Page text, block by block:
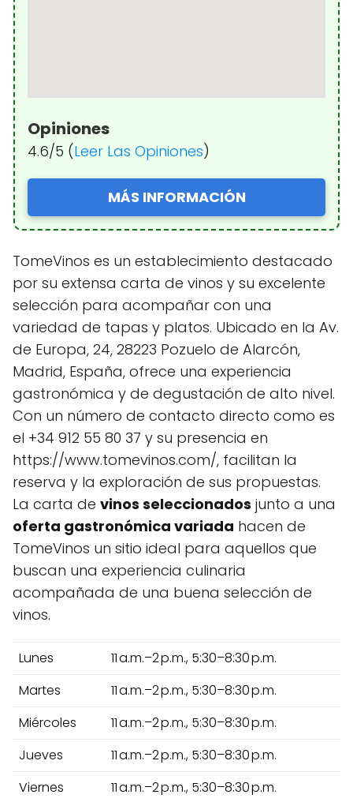
Opiniones
4.6/5 (Leer Las Opiniones)
MÁS INFORMACIÓN
TomeVinos es un establecimiento destacado
por su extensa carta de vinos y su excelente
selección para acompañar con una
variedad de tapas y platos. Ubicado en la Av.
de Europa, 24, 28223 Pozuelo de Alarcón,
Madrid, España, ofrece una experiencia
gastronómica y de degustación de alto nivel.
Con un número de contacto directo como es
el +34 912 55 80 37 y su presencia en
https://www.tomevinos.com/, facilitan la
reserva y la exploración de sus propuestas.
La carta de vinos seleccionados junto a una
oferta gastronómica variada hacen de
TomeVinos un sitio ideal para aquellos que
buscan una experiencia culinaria
acompañada de una buena selección de
vinos.
Lunes
11 a.m.–2 p.m., 5:30–8:30 p.m.
Martes
11 a.m.–2 p.m., 5:30–8:30 p.m.
Miércoles
11 a.m.–2 p.m., 5:30–8:30 p.m.
Jueves
11 a.m.–2 p.m., 5:30–8:30 p.m.
Viernes
11 a.m.–2 p.m., 5:30–8:30 p.m.